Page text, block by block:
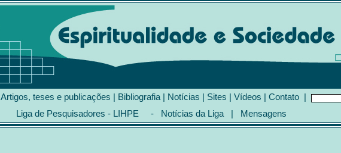
Artigos, teses e publicações | Bibliografia | Notícias | Sites | Vídeos | Contato |
Liga de Pesquisadores - LIHPE - Notícias da Liga | Mensagens